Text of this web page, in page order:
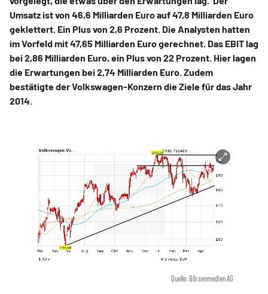
Umsatz ist von 46,6 Milliarden Euro auf 47,8 Milliarden Euro
geklettert. Ein Plus von 2,6 Prozent. Die Analysten hatten
im Vorfeld mit 47,65 Milliarden Euro gerechnet. Das EBIT lag
bei 2,86 Milliarden Euro, ein Plus von 22 Prozent. Hier lagen
die Erwartungen bei 2,74 Milliarden Euro. Zudem
bestätigte der Volkswagen-Konzern die Ziele für das Jahr
2014.
Quelle: Börsenmedien AG